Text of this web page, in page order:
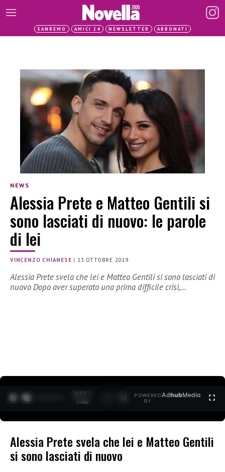
SANREMO AMICI 24 NEWSLETTER ABBONATI
NEWS
Alessia Prete e Matteo Gentili si
sono lasciati di nuovo: le parole
di lei
VINCENZO CHIANESE | 13 OTTOBRE 2019
Alessia Prete svela che lei e Matteo Gentili si sono lasciati di
nuovo Dopo aver superato una prima difficile crisi,…
0:27 /
1:40
POWERED
BY
AdhubMedia
Alessia Prete svela che lei e Matteo Gentili
si sono lasciati di nuovo